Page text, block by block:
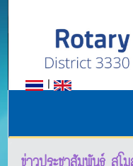
|